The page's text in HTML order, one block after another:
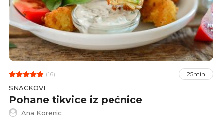
(16) 25min
SNACKOVI
Pohane tikvice iz pećnice
Ana Korenic